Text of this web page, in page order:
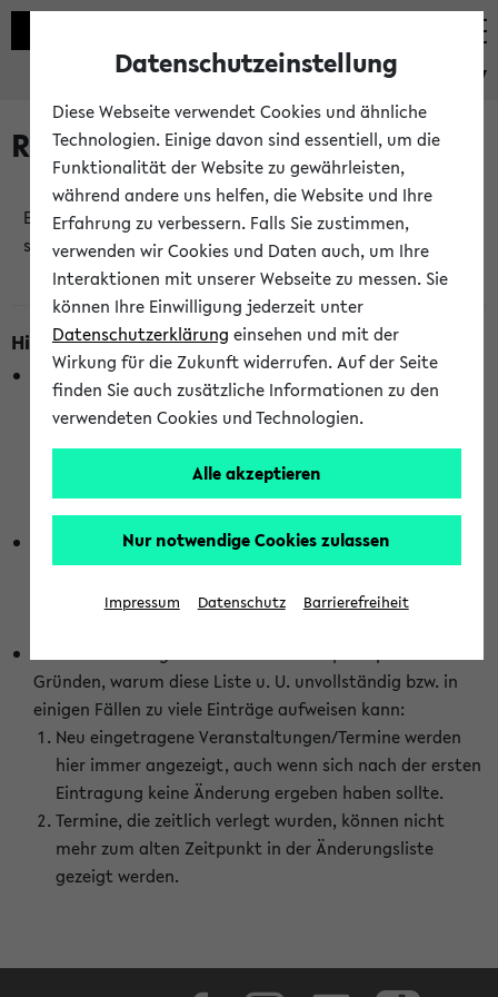
eKVV
Raumänderungen
Es wurden keine Raumänderungen an jetzt
stattfindenden Veranstaltungen gefunden!
Hinweise zur Liste der Raumänderungen
In dieser Liste werden nur Veranstaltungstermine
berücksichtigt, die gerade oder innerhalb der nächsten 2
Stunden stattfinden. Berücksichtigt werden nur Termine,
wurden. Die Anzeige ist semesterübergreifend und nicht
abhängig vom im eKVV gewählten Semester.
Die hier gezeigte Liste von Raumänderungen kann nur
vollständig sein, wenn den Fakultäten von den Lehrenden
die Änderungen zeitnah mitgeteilt und diese Änderungen
Gründen, warum diese Liste u. U. unvollständig bzw. in
einigen Fällen zu viele Einträge aufweisen kann:
Neu eingetragene Veranstaltungen/Termine werden
hier immer angezeigt, auch wenn sich nach der ersten
Eintragung keine Änderung ergeben haben sollte.
Termine, die zeitlich verlegt wurden, können nicht
mehr zum alten Zeitpunkt in der Änderungsliste
gezeigt werden.
Datenschutzeinstellung
Diese Webseite verwendet Cookies und ähnliche
Technologien. Einige davon sind essentiell, um die
Funktionalität der Website zu gewährleisten,
während andere uns helfen, die Website und Ihre
Erfahrung zu verbessern. Falls Sie zustimmen,
verwenden wir Cookies und Daten auch, um Ihre
Interaktionen mit unserer Webseite zu messen. Sie
können Ihre Einwilligung jederzeit unter
Datenschutzerklärung einsehen und mit der
Wirkung für die Zukunft widerrufen. Auf der Seite
finden Sie auch zusätzliche Informationen zu den
verwendeten Cookies und Technologien.
Alle akzeptieren
Nur notwendige Cookies zulassen
Impressum Datenschutz Barrierefreiheit